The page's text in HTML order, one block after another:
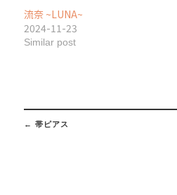
流奈 ~LUNA~
2024-11-23
Similar post
Post
navigation
← 帯ピアス